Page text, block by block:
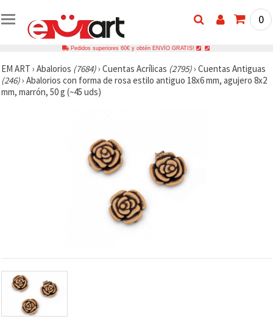
0
Pedidos superiores 60€ y obtén ENVÍO GRATIS!
EM ART › Abalorios (7684)› Cuentas Acrílicas (2795)› Cuentas Antiguas
(246)› Abalorios con forma de rosa estilo antiguo 18x6 mm, agujero 8x2
mm, marrón, 50 g (~45 uds)